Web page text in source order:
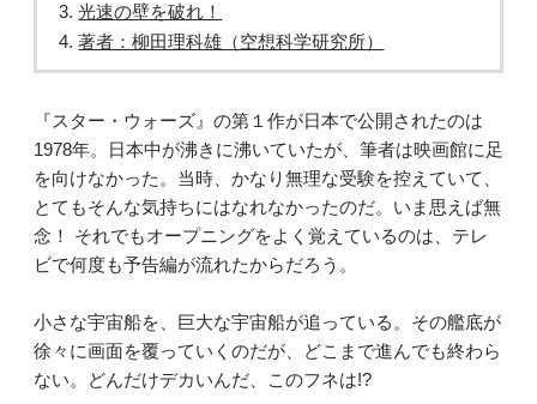
光速の壁を破れ！
著者：柳田理科雄（空想科学研究所）
『スター・ウォーズ』の第１作が日本で公開されたのは
1978年。日本中が沸きに沸いていたが、筆者は映画館に足
を向けなかった。当時、かなり無理な受験を控えていて、
とてもそんな気持ちにはなれなかったのだ。いま思えば無
念！ それでもオープニングをよく覚えているのは、テレ
ビで何度も予告編が流れたからだろう。
小さな宇宙船を、巨大な宇宙船が追っている。その艦底が
徐々に画面を覆っていくのだが、どこまで進んでも終わら
ない。どんだけデカいんだ、このフネは!?